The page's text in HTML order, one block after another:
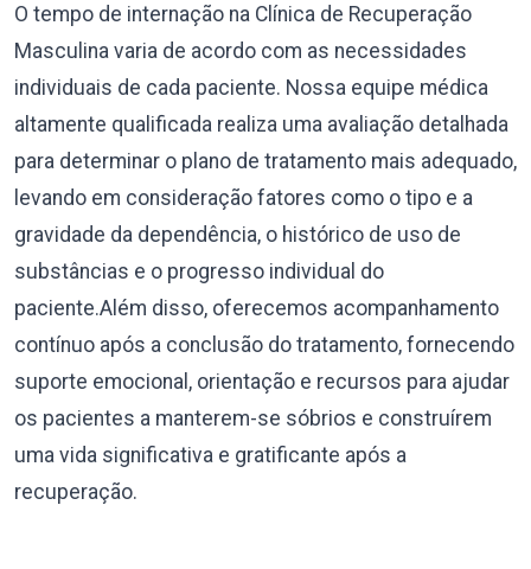
O tempo de internação na Clínica de Recuperação
Masculina varia de acordo com as necessidades
individuais de cada paciente. Nossa equipe médica
altamente qualificada realiza uma avaliação detalhada
para determinar o plano de tratamento mais adequado,
levando em consideração fatores como o tipo e a
gravidade da dependência, o histórico de uso de
substâncias e o progresso individual do
paciente.Além disso, oferecemos acompanhamento
contínuo após a conclusão do tratamento, fornecendo
suporte emocional, orientação e recursos para ajudar
os pacientes a manterem-se sóbrios e construírem
uma vida significativa e gratificante após a
recuperação.